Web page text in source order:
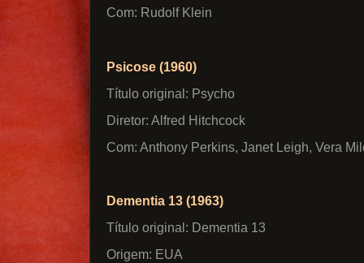
Com: Rudolf Klein
Psicose (1960)
Título original: Psycho
Diretor: Alfred Hitchcock
Com: Anthony Perkins, Janet Leigh, Vera
Dementia 13 (1963)
Título original: Dementia 13
Origem: EUA